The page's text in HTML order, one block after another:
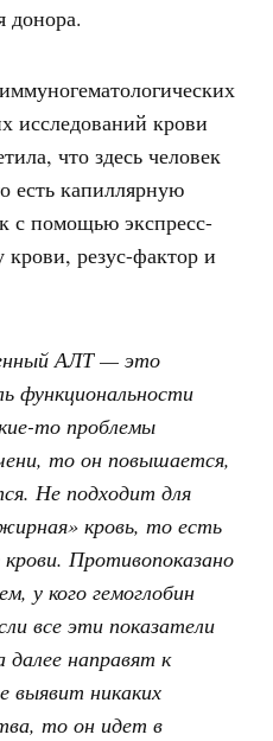
донора.
исследований крови
что здесь человек
есть капиллярную
с помощью экспресс-
крови, резус-фактор и
АЛТ — это
функциональности
то проблемы
то он повышается,
Не подходит для
кровь, то есть
крови. Противопоказано
у кого гемоглобин
все эти показатели
направят к
выявит никаких
то он идет в